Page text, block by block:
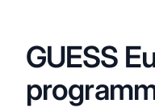
GUESS